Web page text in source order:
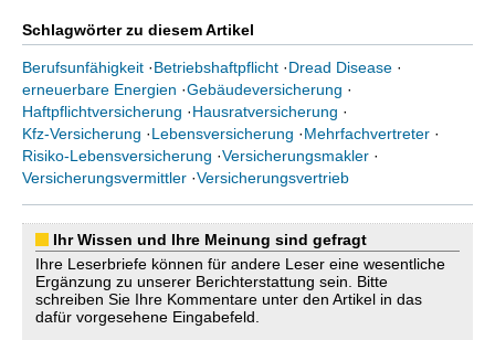
Schlagwörter zu diesem Artikel
Berufsunfähigkeit ·Betriebshaftpflicht ·Dread Disease ·
erneuerbare Energien ·Gebäudeversicherung ·
Haftpflichtversicherung ·Hausratversicherung ·
Kfz-Versicherung ·Lebensversicherung ·Mehrfachvertreter ·
Risiko-Lebensversicherung ·Versicherungsmakler ·
Versicherungsvermittler ·Versicherungsvertrieb
Ihr Wissen und Ihre Meinung sind gefragt
Ihre Leserbriefe können für andere Leser eine wesentliche
Ergänzung zu unserer Berichterstattung sein. Bitte
schreiben Sie Ihre Kommentare unter den Artikel in das
dafür vorgesehene Eingabefeld.